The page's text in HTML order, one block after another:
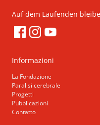
Auf dem Laufenden
Informazioni
La Fondazione
Paralisi cerebrale
Progetti
Pubblicazioni
Contatto